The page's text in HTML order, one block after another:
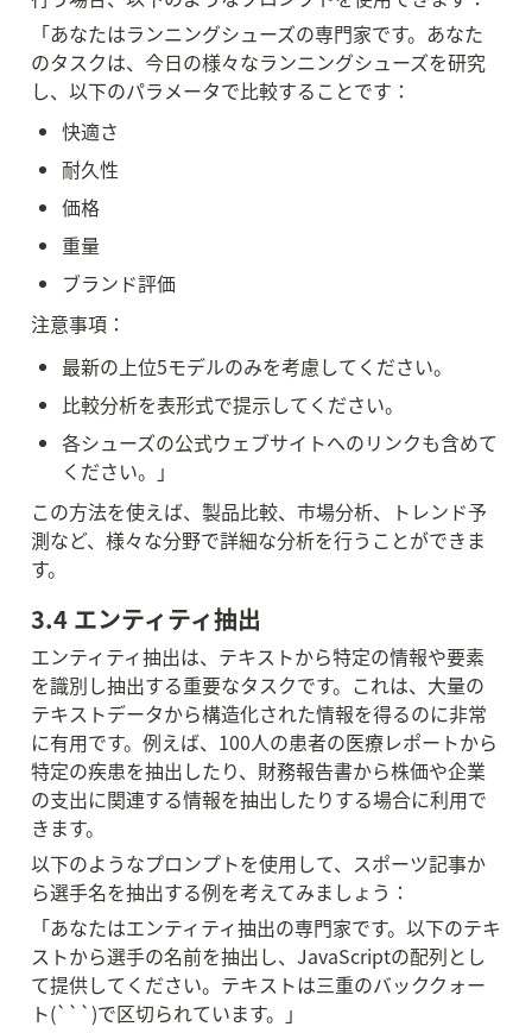
「あなたはランニングシューズの専門家です。あなた
のタスクは、今日の様々なランニングシューズを研究
し、以下のパラメータで比較することです：
快適さ
耐久性
価格
重量
ブランド評価
注意事項：
最新の上位5モデルのみを考慮してください。
比較分析を表形式で提示してください。
各シューズの公式ウェブサイトへのリンクも含めて
ください。」
この方法を使えば、製品比較、市場分析、トレンド予
測など、様々な分野で詳細な分析を行うことができま
す。
3.4 エンティティ抽出
エンティティ抽出は、テキストから特定の情報や要素
を識別し抽出する重要なタスクです。これは、大量の
テキストデータから構造化された情報を得るのに非常
に有用です。例えば、100人の患者の医療レポートから
特定の疾患を抽出したり、財務報告書から株価や企業
の支出に関連する情報を抽出したりする場合に利用で
きます。
以下のようなプロンプトを使用して、スポーツ記事か
ら選手名を抽出する例を考えてみましょう：
「あなたはエンティティ抽出の専門家です。以下のテキ
ストから選手の名前を抽出し、JavaScriptの配列とし
て提供してください。テキストは三重のバッククォー
ト(```)で区切られています。」